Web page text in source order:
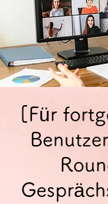
[Für